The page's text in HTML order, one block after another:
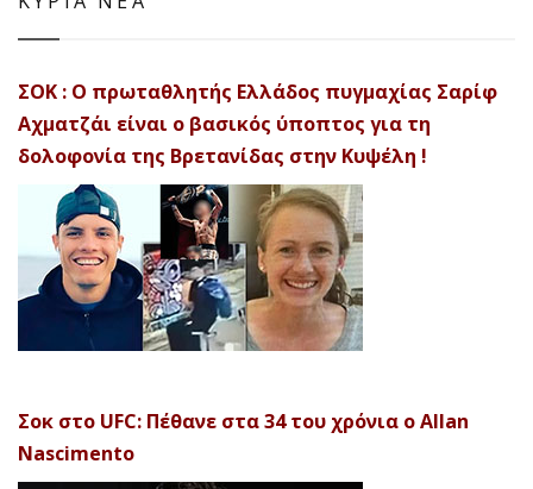
ΣΟΚ : Ο πρωταθλητής Ελλάδος πυγμαχίας Σαρίφ
Αχματζάι είναι ο βασικός ύποπτος για τη
δολοφονία της Βρετανίδας στην Κυψέλη !
Σοκ στο UFC: Πέθανε στα 34 του χρόνια ο Allan
Nascimento